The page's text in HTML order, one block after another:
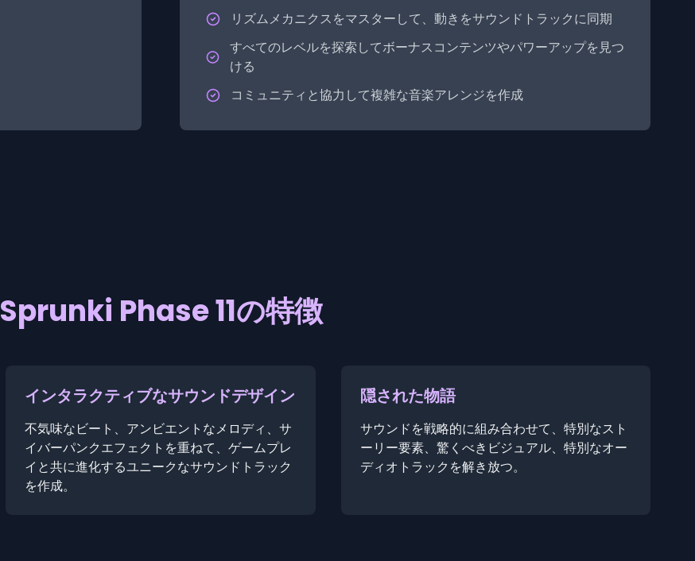
リズムメカニクスをマスターして、動きをサウンドトラックに同期
すべてのレベルを探索してボーナスコンテンツやパワーアップを見つ
ける
コミュニティと協力して複雑な音楽アレンジを作成
Sprunki Phase 11の特徴
インタラクティブなサウンドデザイン
不気味なビート、アンビエントなメロディ、サ
イバーパンクエフェクトを重ねて、ゲームプレ
イと共に進化するユニークなサウンドトラック
を作成。
隠された物語
サウンドを戦略的に組み合わせて、特別なスト
ーリー要素、驚くべきビジュアル、特別なオー
ディオトラックを解き放つ。